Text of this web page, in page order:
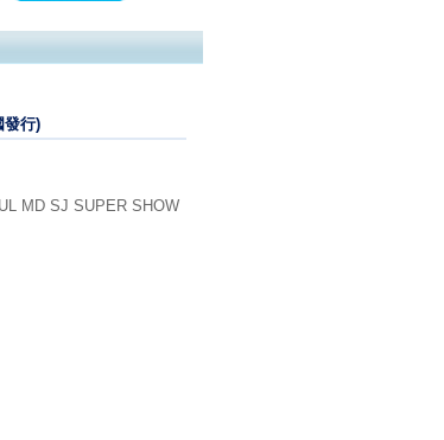
發行)
MD SJ SUPER SHOW